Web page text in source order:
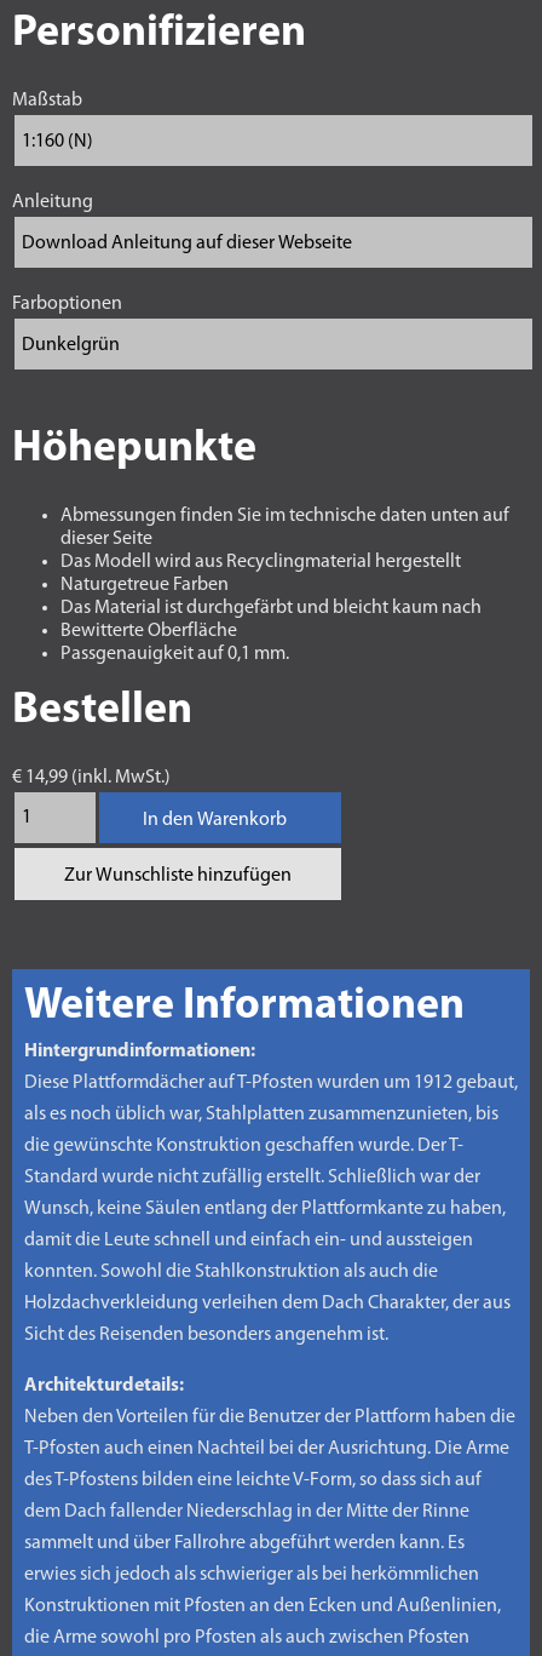
Personifizieren
Maßstab
Anleitung
Farboptionen
Höhepunkte
Abmessungen finden Sie im technische daten unten auf
dieser Seite
Das Modell wird aus Recyclingmaterial hergestellt
Naturgetreue Farben
Das Material ist durchgefärbt und bleicht kaum nach
Bewitterte Oberfläche
Passgenauigkeit auf 0,1 mm.
Bestellen
€ 14,99 (inkl. MwSt.)
In den Warenkorb
Zur Wunschliste hinzufügen
Weitere Informationen
Hintergrundinformationen:
Diese Plattformdächer auf T-Pfosten wurden um 1912 gebaut,
als es noch üblich war, Stahlplatten zusammenzunieten, bis
die gewünschte Konstruktion geschaffen wurde. Der T-
Standard wurde nicht zufällig erstellt. Schließlich war der
Wunsch, keine Säulen entlang der Plattformkante zu haben,
damit die Leute schnell und einfach ein- und aussteigen
konnten. Sowohl die Stahlkonstruktion als auch die
Holzdachverkleidung verleihen dem Dach Charakter, der aus
Sicht des Reisenden besonders angenehm ist.
Architekturdetails:
Neben den Vorteilen für die Benutzer der Plattform haben die
T-Pfosten auch einen Nachteil bei der Ausrichtung. Die Arme
des T-Pfostens bilden eine leichte V-Form, so dass sich auf
dem Dach fallender Niederschlag in der Mitte der Rinne
sammelt und über Fallrohre abgeführt werden kann. Es
erwies sich jedoch als schwieriger als bei herkömmlichen
Konstruktionen mit Pfosten an den Ecken und Außenlinien,
die Arme sowohl pro Pfosten als auch zwischen Pfosten